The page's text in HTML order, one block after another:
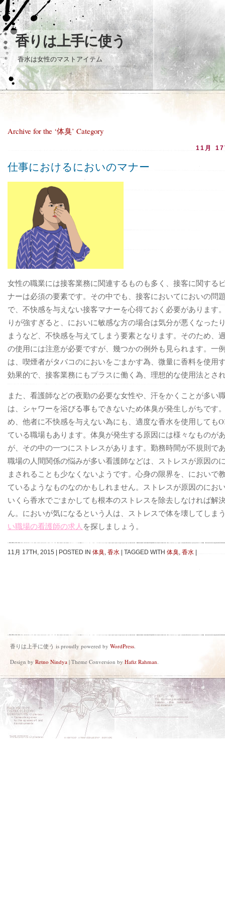
香りは上手に使う
香水は女性のマストアイテム
Archive for the ‘体臭’ Category
11月
仕事におけるにおいのマナー
女性の職業には接客業務に関連するものも多く、接客に関する
ナーは必須の要素です。その中でも、接客においてにおいの問
で、不快感を与えない接客マナーを心得ておく必要があります
りが強すぎると、においに敏感な方の場合は気分が悪くなった
まうなど、不快感を与えてしまう要素となります。そのため、
の使用には注意が必要ですが、幾つかの例外も見られます。一
は、喫煙者がタバコのにおいをごまかす為、微量に香料を使用
効果的で、接客業務にもプラスに働く為、理想的な使用法とさ
また、看護師などの夜勤の必要な女性や、汗をかくことが多い
は、シャワーを浴びる事もできないため体臭が発生しがちです
め、他者に不快感を与えない為にも、適度な香水を使用しても
ている職場もあります。体臭が発生する原因には様々なものが
が、その中の一つにストレスがあります。勤務時間が不規則で
職場の人間関係の悩みが多い看護師などは、ストレスが原因の
まされることも少なくないようです。心身の限界を、においで
ているようなものなのかもしれません。ストレスが原因のにお
いくら香水でごまかしても根本のストレスを除去しなければ解
ん。においが気になるという人は、ストレスで体を壊してしま
い職場の看護師の求人 を探しましょう。
11月 17TH, 2015 POSTED IN 体臭, 香水 TAGGED WITH 体臭, 香水
香りは上手に使う is proudly powered by WordPress.
Design by Retno Nindya | Theme Conversion by Hafiz Rahman.